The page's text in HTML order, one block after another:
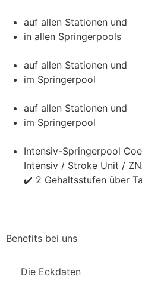
auf allen Stationen und
in allen Springerpools
auf allen Stationen und
im Springerpool
auf allen Stationen und
im Springerpool
Intensiv-Springerpool
Intensiv / Stroke Unit /
✔️ 2 Gehaltsstufen über
Benefits bei uns
Die Eckdaten